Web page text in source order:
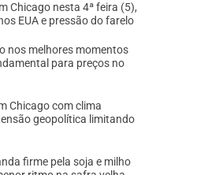
Chicago nesta 4ª feira (5),
EUA e pressão do farelo
nos melhores momentos
para preços no
Chicago com clima
geopolítica limitando
firme pela soja e milho